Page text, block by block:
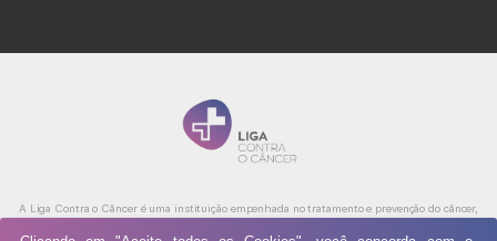
A Liga Contra o Câncer é uma instituição empenhada no tratamento e prevenção do câncer,